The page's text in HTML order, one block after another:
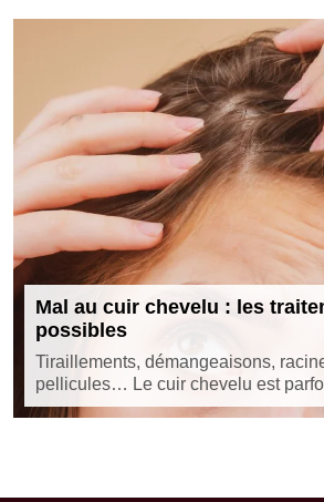
Mal au cuir chevelu : les
possibles
Tiraillements, démangeaisons,
pellicules… Le cuir chevelu est